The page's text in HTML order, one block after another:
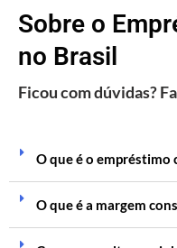
Sobre o
no Brasil
Ficou com dúvidas?
O que é o empréstimo
O que é a margem